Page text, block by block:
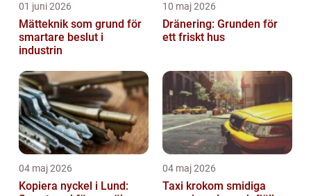
01 juni 2026
Mätteknik som grund för
smartare beslut i
industrin
10 maj 2026
Dränering: Grunden för
ett friskt hus
04 maj 2026
Kopiera nyckel i Lund:
04 maj 2026
Taxi krokom smidiga